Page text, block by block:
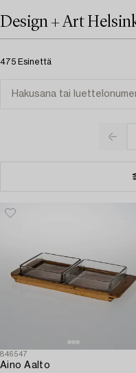
Design + Art
475 Esinettä
846547
Aino Aalto